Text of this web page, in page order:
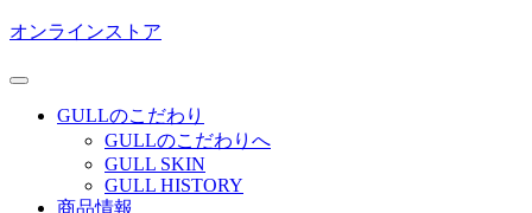
オンラインストア
GULLのこだわり
GULLのこだわりへ
GULL SKIN
GULL HISTORY
商品情報